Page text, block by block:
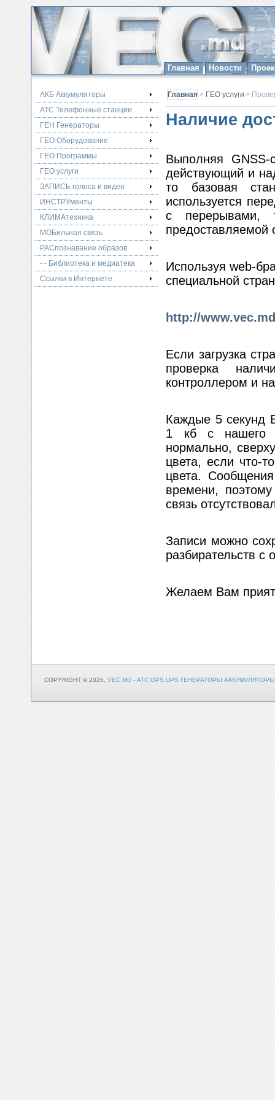
Главная Новости
АКБ Аккумуляторы
АТС Телефонные станции
ГЕН Генераторы
ГЕО Оборудование
ГЕО Программы
ГЕО услуги
ЗАПИСЬ голоса и видео
ИНСТРУменты
КЛИМАтехника
МОБильная связь
РАСпознавание образов
- - Библиотека и медиатека
Ссылки в Интернете
Главная > ГЕО услуги >
Наличие
Выполняя
действующий и
то базовая
используется
с перерывами,
предоставляемой
Используя web-
специальной
http://
Если загрузка
проверка
контроллером и
Каждые 5 секунд
1 кб с нашего
нормально,
цвета, если что-
цвета.
времени,
связь
Записи можно
разбирательств с
Желаем Вам
COPYRIGHT © 2026, VEC.MD - АТС GPS UPS ГЕНЕРАТОРЫ